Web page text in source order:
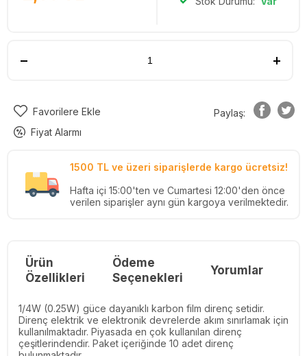
Favorilere Ekle
Fiyat Alarmı
Paylaş:
1500 TL ve üzeri siparişlerde kargo ücretsiz!
Hafta içi 15:00'ten ve Cumartesi 12:00'den önce
verilen siparişler aynı gün kargoya verilmektedir.
Ürün
Özellikleri
Ödeme
Seçenekleri
Yorumlar
1/4W (0.25W) güce dayanıklı karbon film direnç setidir.
Direnç elektrik ve elektronik devrelerde akım sınırlamak için
kullanılmaktadır. Piyasada en çok kullanılan direnç
çeşitlerindendir. Paket içeriğinde 10 adet direnç